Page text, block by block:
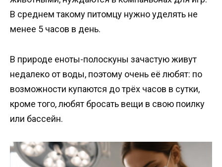
В среднем такому питомцу нужно уделять не
менее 5 часов в день.
В природе еноты-полоскуны зачастую живут
недалеко от воды, поэтому очень её любят: по
возможности купаются до трёх часов в сутки,
кроме того, любят бросать вещи в свою поилку
или бассейн.